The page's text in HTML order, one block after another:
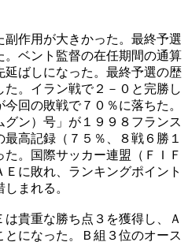
作用が大きかった。最終予選
。ベント監督の在任期間の通算
ばしになった。最終予選の歴
。イラン戦で２－０と完勝し
回の敗戦で７０％に落ちた。
ン）号」が１９９８フランス
高記録（７５％、８戦６勝１
。国際サッカー連盟（ＦＩＦ
に敗れ、ランキングポイント
まれる。
貴重な勝ち点３を獲得し、Ａ
になった。Ｂ組３位のオース